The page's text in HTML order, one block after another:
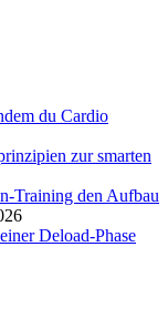
du Cardio
zur smarten
Training den Aufbau
Deload-Phase